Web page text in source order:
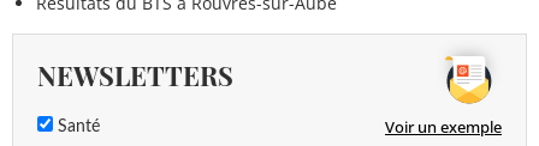
NEWSLETTERS
Santé Voir un exemple